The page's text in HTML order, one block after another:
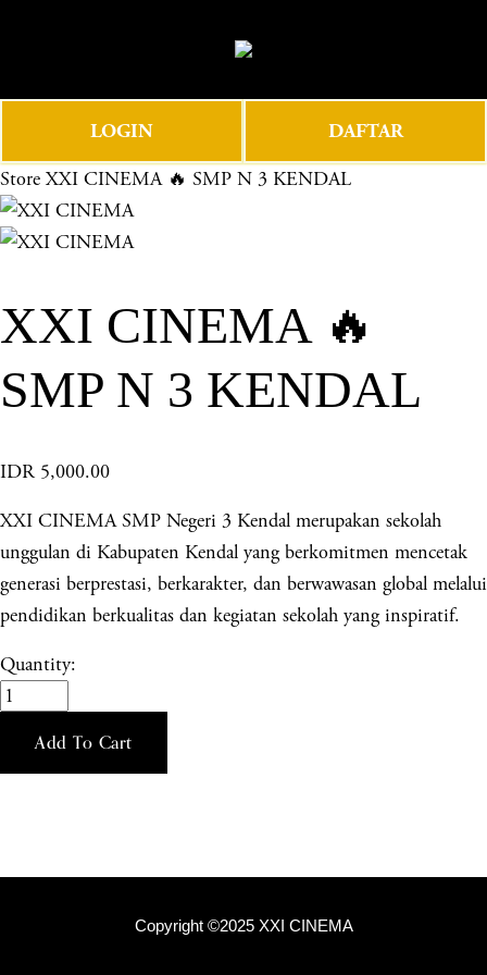
e
e
n
u
LOGIN DAFTAR
Store XXI CINEMA 🔥 SMP N 3 KENDAL
XXI CINEMA 🔥
SMP N 3 KENDAL
IDR 5,000.00
XXI CINEMA SMP Negeri 3 Kendal merupakan sekolah
unggulan di Kabupaten Kendal yang berkomitmen mencetak
generasi berprestasi, berkarakter, dan berwawasan global melalui
pendidikan berkualitas dan kegiatan sekolah yang inspiratif.
Quantity:
Add To Cart
Copyright ©2025 XXI CINEMA